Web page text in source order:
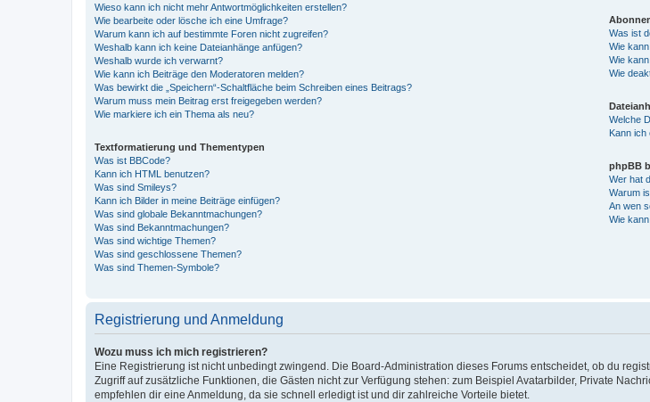
Wieso kann ich nicht mehr Antwortmöglichkeiten erstellen?
Wie bearbeite oder lösche ich eine Umfrage?
Warum kann ich auf bestimmte Foren nicht zugreifen?
Weshalb kann ich keine Dateianhänge anfügen?
Weshalb wurde ich verwarnt?
Wie kann ich Beiträge den Moderatoren melden?
Was bewirkt die „Speichern“-Schaltfläche beim Schreiben eines Beitrags?
Warum muss mein Beitrag erst freigegeben werden?
Wie markiere ich ein Thema als neu?
Textformatierung und Thementypen
Was ist BBCode?
Kann ich HTML benutzen?
Was sind Smileys?
Kann ich Bilder in meine Beiträge einfügen?
Was sind globale Bekanntmachungen?
Was sind Bekanntmachungen?
Was sind wichtige Themen?
Was sind geschlossene Themen?
Was sind Themen-Symbole?
Was ist
Wie
Wie
Wie
Welche
Kann ich
phpBB
Wer hat
Warum
An wen
Wie
Registrierung und Anmeldung
Wozu muss ich mich registrieren?
Eine Registrierung ist nicht unbedingt zwingend. Die Board-Administration dieses Forums entscheidet, ob du
Zugriff auf zusätzliche Funktionen, die Gästen nicht zur Verfügung stehen: zum Beispiel Avatarbilder, Private
empfehlen dir eine Anmeldung, da sie schnell erledigt ist und dir zahlreiche Vorteile bietet.